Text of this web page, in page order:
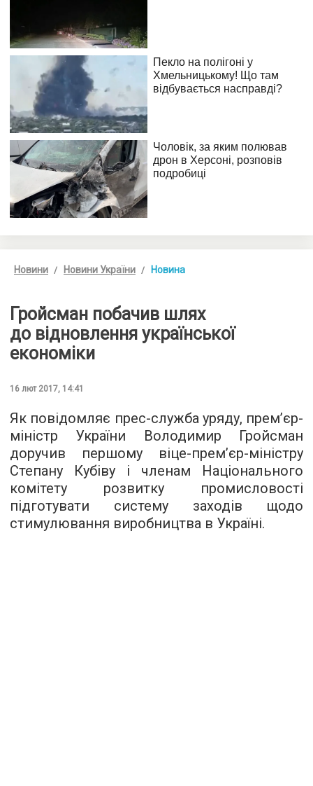
Новини Новини України Новина
Гройсман побачив шлях
до відновлення української
економіки
16 лют 2017, 14:41
Як повідомляє прес-служба уряду, прем’єр-
міністр України Володимир Гройсман
доручив першому віце-прем’єр-міністру
Степану Кубіву і членам Національного
комітету розвитку промисловості
підготувати систему заходів щодо
стимулювання виробництва в Україні.